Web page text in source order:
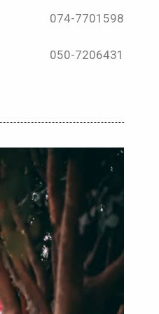
074-7701598
050-7206431